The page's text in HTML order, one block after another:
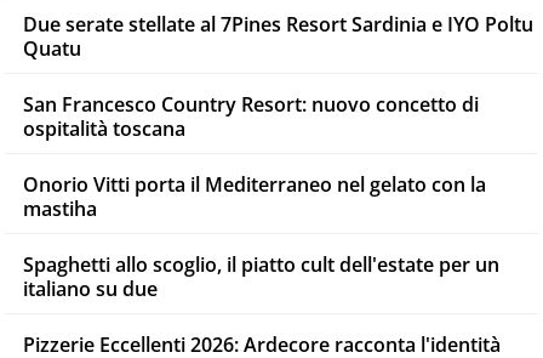
Due serate stellate al 7Pines Resort Sardinia e IYO Poltu
Quatu
San Francesco Country Resort: nuovo concetto di
ospitalità toscana
Onorio Vitti porta il Mediterraneo nel gelato con la
mastiha
Spaghetti allo scoglio, il piatto cult dell'estate per un
italiano su due
Pizzerie Eccellenti 2026: Ardecore racconta l'identità